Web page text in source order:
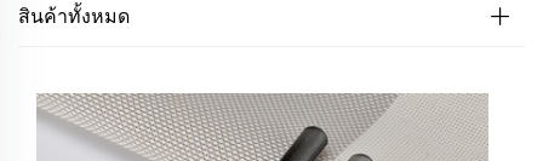
สินค้าทั้งหมด